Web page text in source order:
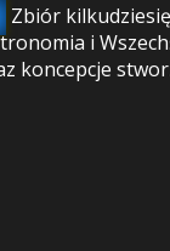
Zbiór
i
koncepcje